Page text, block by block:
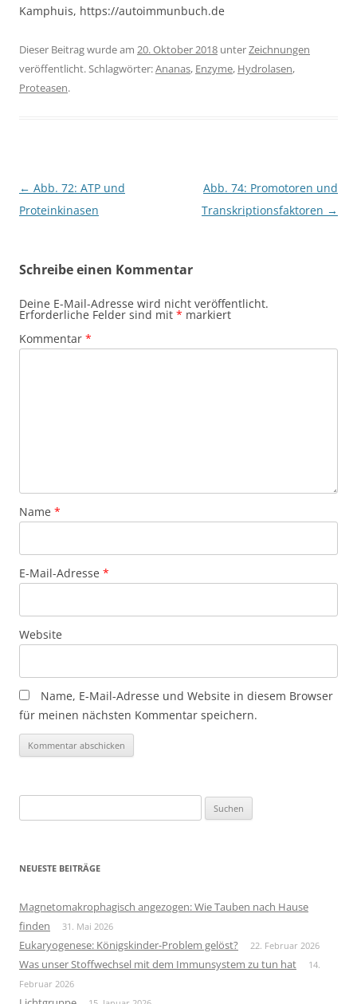
Kamphuis, https://autoimmunbuch.de
Dieser Beitrag wurde am 20. Oktober 2018 unterZeichnungen
veröffentlicht. Schlagwörter:Ananas, Enzyme, Hydrolasen,
Proteasen.
Beitragsnavigation
← Abb. 72: ATP und
Proteinkinasen
Abb. 74: Promotoren und
Transkriptionsfaktoren →
Schreibe einen Kommentar
Deine E-Mail-Adresse wird nicht veröffentlicht.
Erforderliche Felder sind mit * markiert
Kommentar *
Name *
E-Mail-Adresse *
Website
Name, E-Mail-Adresse und Website in diesem Browser
für meinen nächsten Kommentar speichern.
nach:
NEUESTE BEITRÄGE
Magnetomakrophagisch angezogen: Wie Tauben nach Hause
finden
31. Mai 2026
Eukaryogenese: Königskinder-Problem gelöst? 22. Februar 2026
Was unser Stoffwechsel mit dem Immunsystem zu tun hat
14.
Februar 2026